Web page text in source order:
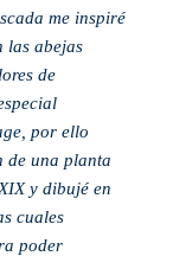
me inspiré
las abejas
de
por ello
de una planta
y dibujé en
cuales
poder